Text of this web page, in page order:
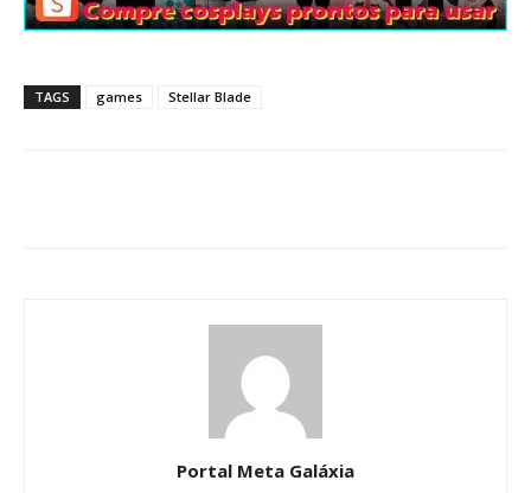
TAGS games Stellar Blade
Portal Meta Galáxia